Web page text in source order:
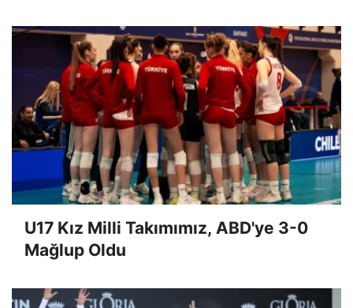
U17 Kız Milli Takımımız, ABD'ye 3-0
Mağlup Oldu